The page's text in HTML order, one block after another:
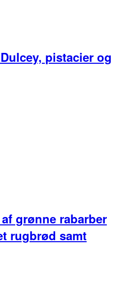
pistacier og
grønne rabarber
rugbrød samt